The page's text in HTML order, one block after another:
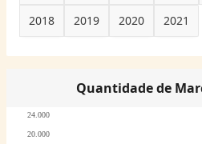
2018 2019 2020 2021
Quantidade de
20.000
24.000